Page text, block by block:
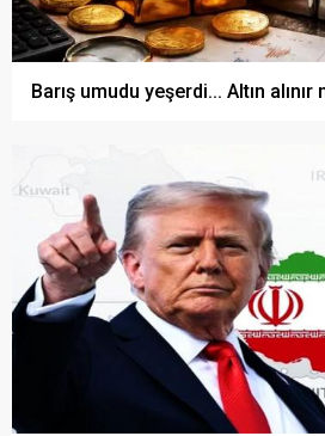
Barış umudu yeşerdi... Altın alınır